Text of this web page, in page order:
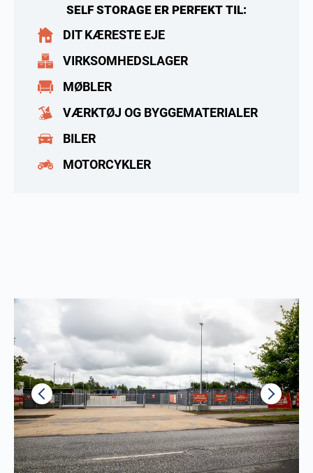
SELF STORAGE ER PERFEKT TIL:
DIT KÆRESTE EJE
VIRKSOMHEDSLAGER
MØBLER
VÆRKTØJ OG BYGGEMATERIALER
BILER
MOTORCYKLER